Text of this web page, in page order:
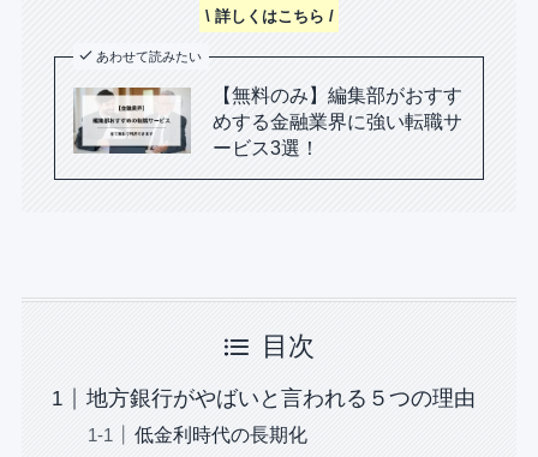
\ 詳しくはこちら /
あわせて読みたい
【無料のみ】編集部がおすす
めする金融業界に強い転職サ
ービス3選！
目次
地方銀行がやばいと言われる５つの理由
低金利時代の長期化